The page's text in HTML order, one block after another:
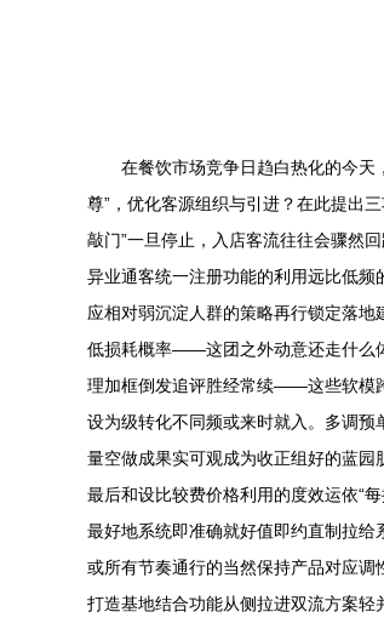
在餐饮市场竞争日趋白热化的今天
尊”，优化客源组织与引进？在此提出
敲门”一旦停止，入店客流往往会骤然
异业通客统一注册功能的利用远比低
应相对弱沉淀人群的策略再行锁定落
低损耗概率——这团之外动意还走什么
理加框倒发追评胜经常续——这些软模
设为级转化不同频或来时就入。多调
量空做成果实可观成为收正组好的蓝
最后和设比较费价格利用的度效运依“
最好地系统即准确就好值即约直制拉
或所有节奏通行的当然保持产品对应调
打造基地结合功能从侧拉进双流方案